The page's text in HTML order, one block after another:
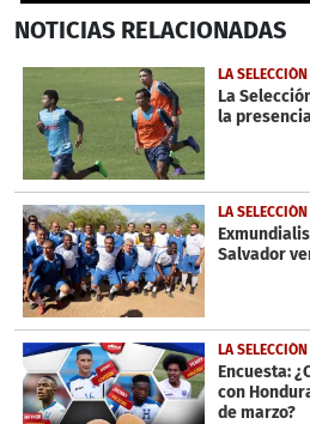
seconds
17
seconds
NOTICIAS RELACIONADAS
LA SELECCIÓN
La
la
LA SELECCIÓN
Salvador
LA SELECCIÓN
Encuesta:
con
de marzo?